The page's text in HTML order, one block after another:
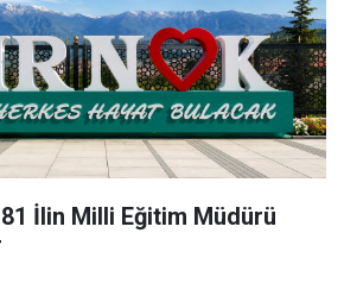
İlin Milli Eğitim Müdürü